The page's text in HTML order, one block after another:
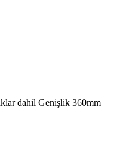
dahil Genişlik 360mm